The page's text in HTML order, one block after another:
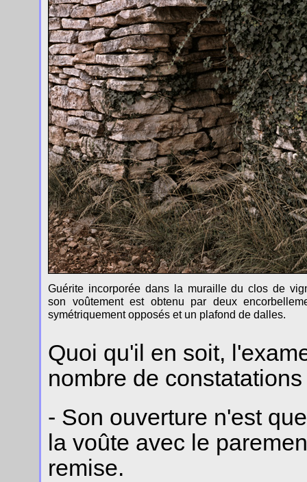
Guérite incorporée dans la muraille du clos de
son voûtement est obtenu par deux
symétriquement opposés et un plafond de dalles.
Quoi qu'il en soit,
nombre de
- Son ouverture n'est
la voûte avec le
remise.